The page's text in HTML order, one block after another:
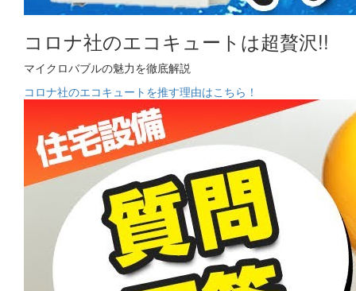
コロナ社のエコキュートは超贅沢!!
マイクロバブルの魅力を徹底解説
コロナ社のエコキュートを推す理由はこちら！